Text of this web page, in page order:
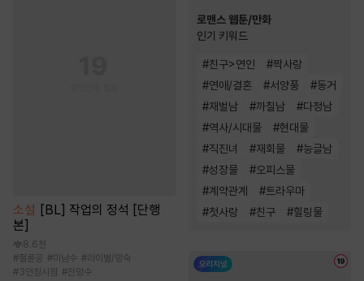
소설
[BL] 작업의 정석 [단행
본]
8.6천
#절륜공 #미남수 #라이벌/앙숙
#3인칭시점 #잔망수
로맨스 웹툰/만화
인기 키워드
#친구>연인 #짝사랑
#연애/결혼 #서양풍 #동거
#재벌남 #까칠남 #다정남
#역사/시대물 #현대물
#직진녀 #재회물 #능글남
#성장물 #오피스물
#계약관계 #트라우마
#첫사랑 #친구 #힐링물